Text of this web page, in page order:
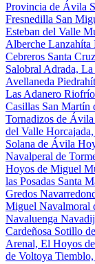
Provincia de Ávila
Fresnedilla San
Esteban del Valle
Alberche Lanzahíta
Cebreros Santa
Salobral Adrada, La
Avellaneda
Las Adanero Riofrío
Casillas San Martín
Tornadizos de Ávila
del Valle
Solana de Ávila
Navalperal de
Hoyos de Miguel
las Posadas Santa
Gredos
Miguel Navalmoral
Navaluenga
Cardeñosa Sotillo
Arenal, El Hoyos
de Voltoya